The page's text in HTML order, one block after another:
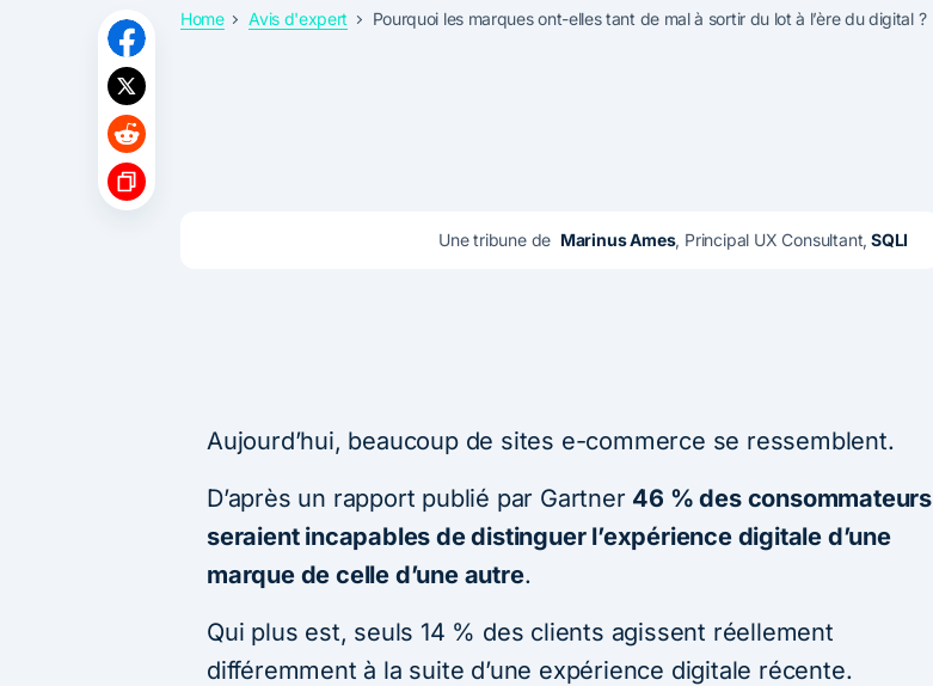
Home Avis d'expert Pourquoi les marques ont-elles tant de mal à sortir du lot à l’ère du digital ?
Une tribune de Marinus Ames, Principal UX Consultant, SQLI
Aujourd’hui, beaucoup de sites e-commerce se ressemblent.
D’après un rapport publié par Gartner 46 % des consommateurs
seraient incapables de distinguer l’expérience digitale d’une
marque de celle d’une autre.
Qui plus est, seuls 14 % des clients agissent réellement
différemment à la suite d’une expérience digitale récente.